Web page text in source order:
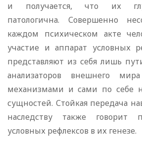
и получается, что их
патологична. Совершенно
каждом психическом акте
участие и аппарат условных
представляют из себя лишь
анализаторов внешнего
механизмами и сами по себе
сущностей. Стой­кая передача
наследству также говорит
условных рефлексов в их генезе.